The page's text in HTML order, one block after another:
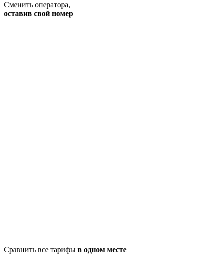
Сменить оператора,
оставив свой номер
Сравнить все тарифы в одном месте